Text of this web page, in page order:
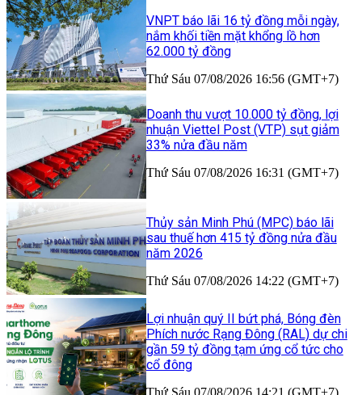
VNPT báo lãi 16 tỷ đồng mỗi ngày,
nắm khối tiền mặt khổng lồ hơn
62.000 tỷ đồng
Thứ Sáu 07/08/2026 16:56 (GMT+7)
Doanh thu vượt 10.000 tỷ đồng, lợi
nhuận Viettel Post (VTP) sụt giảm
33% nửa đầu năm
Thứ Sáu 07/08/2026 16:31 (GMT+7)
Thủy sản Minh Phú (MPC) báo lãi
sau thuế hơn 415 tỷ đồng nửa đầu
năm 2026
Thứ Sáu 07/08/2026 14:22 (GMT+7)
Lợi nhuận quý II bứt phá, Bóng đèn
Phích nước Rạng Đông (RAL) dự chi
gần 59 tỷ đồng tạm ứng cổ tức cho
cổ đông
Thứ Sáu 07/08/2026 14:21 (GMT+7)